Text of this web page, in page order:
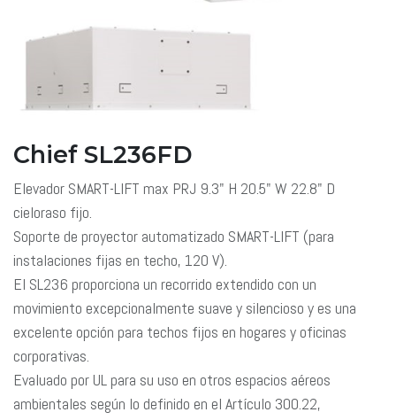
Chief SL236FD
Elevador SMART-LIFT max PRJ 9.3" H 20.5" W 22.8" D
cieloraso fijo.
Soporte de proyector automatizado SMART-LIFT (para
instalaciones fijas en techo, 120 V).
El SL236 proporciona un recorrido extendido con un
movimiento excepcionalmente suave y silencioso y es una
excelente opción para techos fijos en hogares y oficinas
corporativas.
Evaluado por UL para su uso en otros espacios aéreos
ambientales según lo definido en el Artículo 300.22,